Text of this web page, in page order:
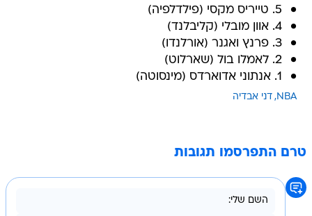
5. טייריס מקסי (פילדלפיה)
4. אוון מובלי (קליבלנד)
3. פרנץ ואגנר (אורלנדו)
2. לאמלו בול (שארלוט)
1. אנתוני אדוארדס (מינסוטה)
NBA דני אבדיה
טרם התפרסמו תגובות